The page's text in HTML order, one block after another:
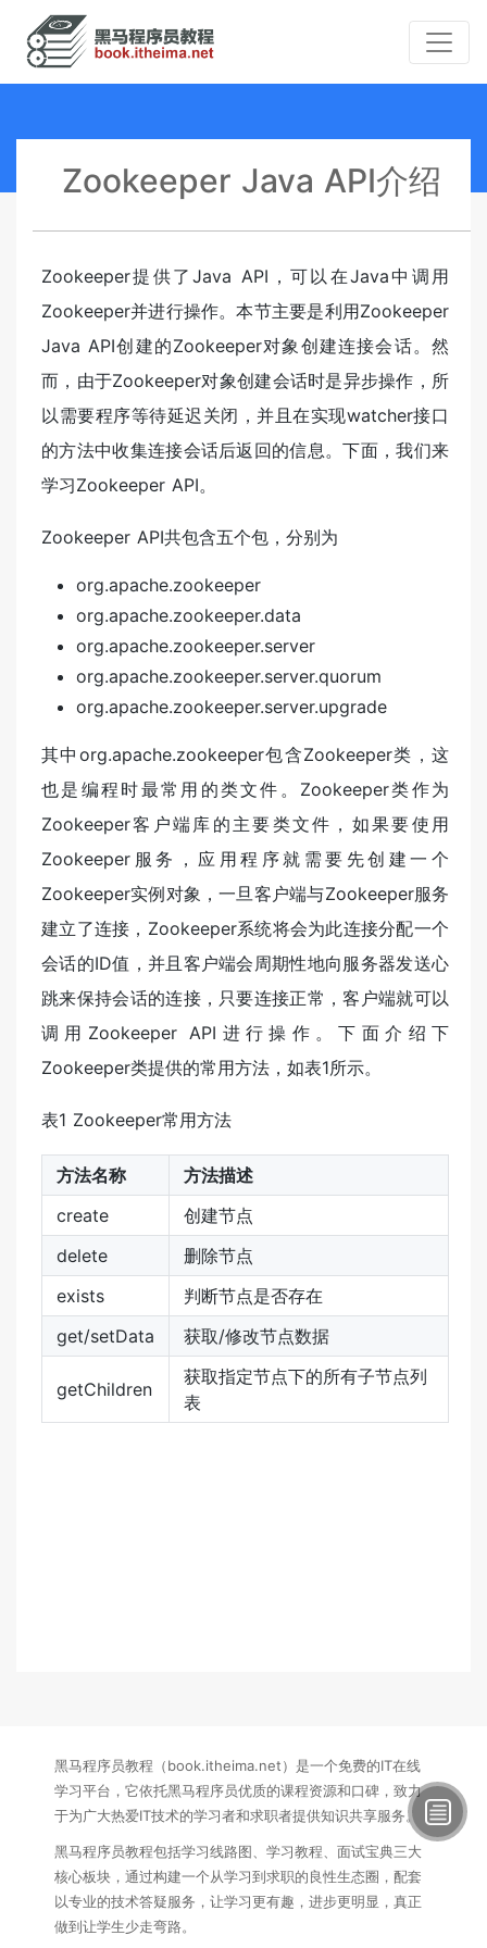
Zookeeper Java API介绍
Zookeeper提供了Java API，可以在Java中调用
Zookeeper并进行操作。本节主要是利用Zookeeper
Java API创建的Zookeeper对象创建连接会话。然
而，由于Zookeeper对象创建会话时是异步操作，所
以需要程序等待延迟关闭，并且在实现watcher接口
的方法中收集连接会话后返回的信息。下面，我们来
学习Zookeeper API。
Zookeeper API共包含五个包，分别为
org.apache.zookeeper
org.apache.zookeeper.data
org.apache.zookeeper.server
org.apache.zookeeper.server.quorum
org.apache.zookeeper.server.upgrade
其中org.apache.zookeeper包含Zookeeper类，这
也是编程时最常用的类文件。Zookeeper类作为
Zookeeper客户端库的主要类文件，如果要使用
Zookeeper服务，应用程序就需要先创建一个
Zookeeper实例对象，一旦客户端与Zookeeper服务
建立了连接，Zookeeper系统将会为此连接分配一个
会话的ID值，并且客户端会周期性地向服务器发送心
跳来保持会话的连接，只要连接正常，客户端就可以
调用Zookeeper API进行操作。下面介绍下
Zookeeper类提供的常用方法，如表1所示。
表1 Zookeeper常用方法
方法名称
方法描述
create
创建节点
delete
删除节点
exists
判断节点是否存在
get/setData
获取/修改节点数据
getChildren
获取指定节点下的所有子节点列
表
黑马程序员教程（book.itheima.net）是一个免费的IT在线
学习平台，它依托黑马程序员优质的课程资源和口碑，致力
于为广大热爱IT技术的学习者和求职者提供知识共享服务。
黑马程序员教程包括学习线路图、学习教程、面试宝典三大
核心板块，通过构建一个从学习到求职的良性生态圈，配套
以专业的技术答疑服务，让学习更有趣，进步更明显，真正
做到让学生少走弯路。